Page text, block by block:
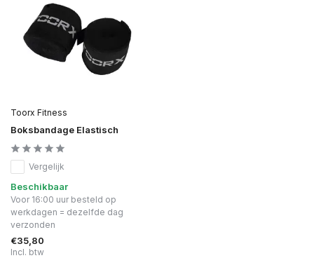
Toorx Fitness
Boksbandage Elastisch
Vergelijk
Beschikbaar
Voor 16:00 uur besteld op
werkdagen = dezelfde dag
verzonden
€35,80
Incl. btw